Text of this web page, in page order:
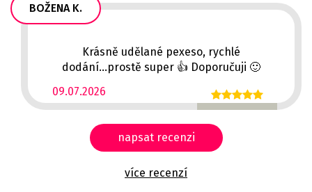
BOŽENA K.
09.07.2026
Krásně udělané pexeso, rychlé
dodání...prostě super 👍 Doporučuji 🙂
napsat recenzi
více recenzí